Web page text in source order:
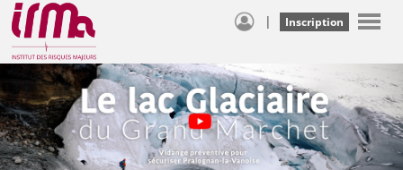
| Inscription